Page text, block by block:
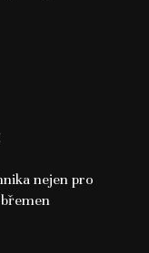
nejen pro